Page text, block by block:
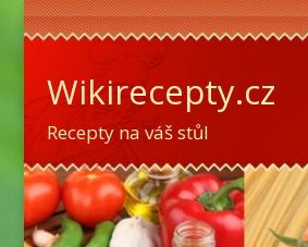
Wikirecepty.cz
Recepty na váš stůl